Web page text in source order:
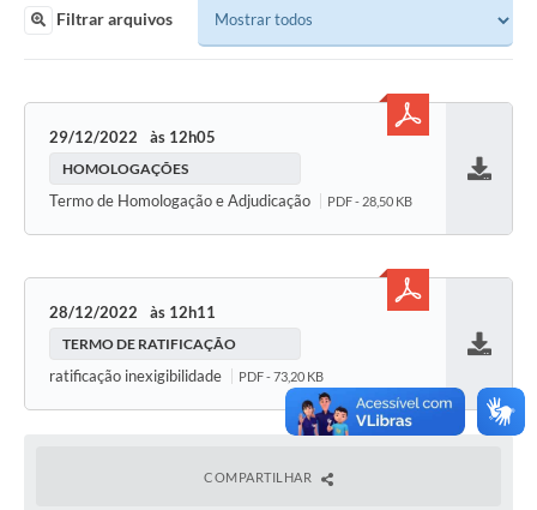
Filtrar arquivos
29/12/2022 12h05
HOMOLOGAÇÕES
Termo de Homologação e Adjudicação PDF - 28,50 KB
28/12/2022 12h11
TERMO DE RATIFICAÇÃO
ratificação inexigibilidade PDF - 73,20 KB
COMPARTILHAR